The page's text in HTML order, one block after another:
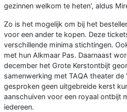
gezinnen welkom te heten', aldus
Zo is het mogelijk om bij het
voor een ander te kopen. Deze
verschillende minima stichtingen.
met hun Alkmaar Pas. Daarnaast
december het Grote Kerstontbijt
samenwerking met TAQA theater de
gesproken geen uitgebreide kerst
aanschuiven voor een royaal ontbijt
iedereen.